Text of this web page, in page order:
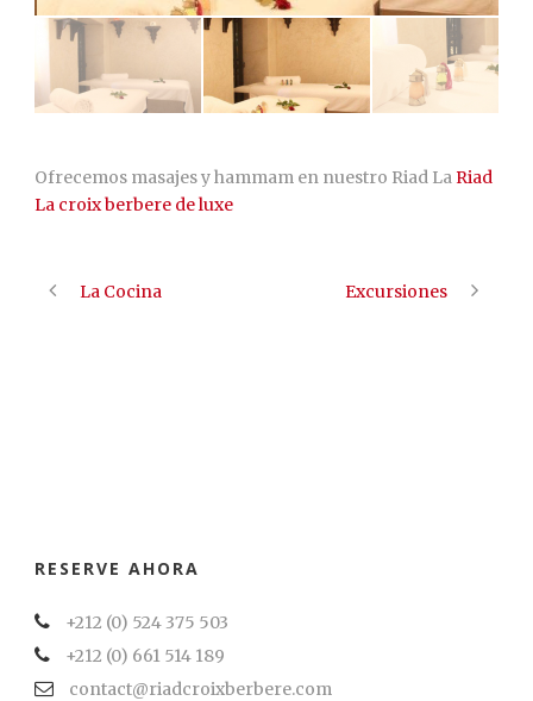
Ofrecemos masajes y hammam en nuestro Riad La Riad
La croix berbere de luxe
La Cocina Excursiones
RESERVE AHORA
+212 (0) 524 375 503
+212 (0) 661 514 189
contact@riadcroixberbere.com